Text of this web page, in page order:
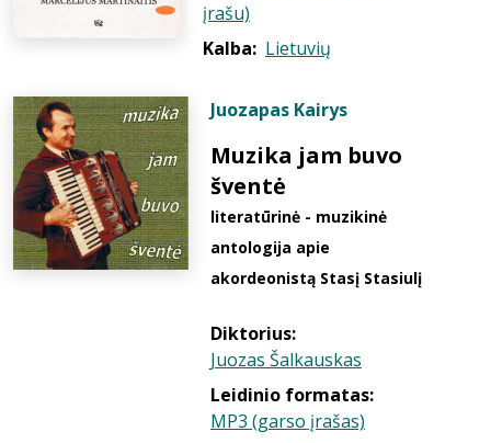
įrašu)
Kalba: Lietuvių
Juozapas Kairys
Muzika jam buvo
šventė
literatūrinė - muzikinė
antologija apie
akordeonistą Stasį Stasiulį
Diktorius:
Juozas Šalkauskas
Leidinio formatas:
MP3 (garso įrašas)